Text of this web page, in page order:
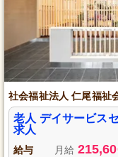
社会福祉法人 仁尾福祉
老人 デイサービス
求人
給与 月給